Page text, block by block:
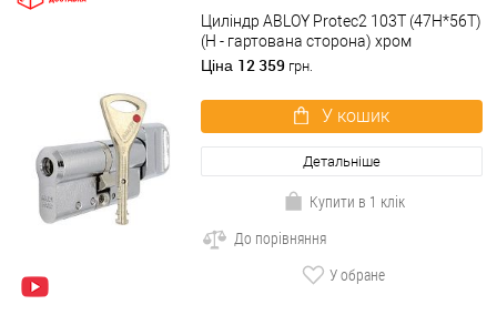
Циліндр ABLOY Protec2 103T (47H*56T)
(H - гартована сторона) хром
полірований
Ціна 12 359 грн.
У кошик
Детальніше
Купити в 1 клік
До порівняння
У обране